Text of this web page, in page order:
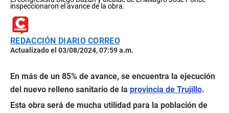
inspeccionaron el avance de la obra.
REDACCIÓN DIARIO CORREO
Actualizado el 03/08/2024, 07:59 a.m.
En más de un 85% de avance, se encuentra la ejecución
del nuevo relleno sanitario de la provincia de Trujillo.
Esta obra será de mucha utilidad para la población de